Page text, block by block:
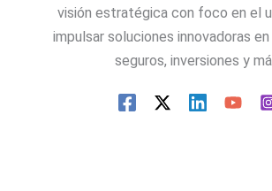
visión estratégica con foco en el
impulsar soluciones innovadoras
seguros, inversiones y